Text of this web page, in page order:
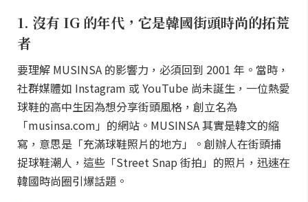
1. 沒有 IG 的年代，它是韓國街頭時尚的拓荒
者
要理解 MUSINSA 的影響力，必須回到 2001 年。當時，
社群媒體如 Instagram 或 YouTube 尚未誕生，一位熱愛
球鞋的高中生因為想分享街頭風格，創立名為
「musinsa.com」的網站。MUSINSA 其實是韓文的縮
寫，意思是「充滿球鞋照片的地方」。創辦人在街頭捕
捉球鞋潮人，這些「Street Snap 街拍」的照片，迅速在
韓國時尚圈引爆話題。